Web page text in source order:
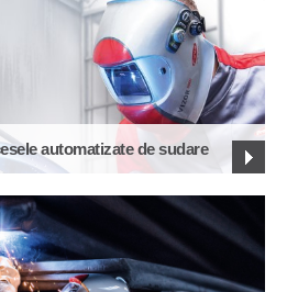
automatizate de sudare